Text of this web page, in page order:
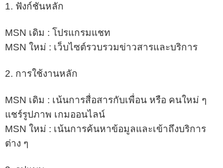
1. ฟังก์ชันหลัก
MSN เดิม : โปรแกรมแชท
MSN ใหม่ : เว็บไซต์รวบรวมข่าวสารและบริการ
2. การใช้งานหลัก
MSN เดิม : เน้นการสื่อสารกับเพื่อน หรือ คนใหม่ ๆ
แชร์รูปภาพ เกมออนไลน์
MSN ใหม่ : เน้นการค้นหาข้อมูลและเข้าถึงบริการ
ต่าง ๆ